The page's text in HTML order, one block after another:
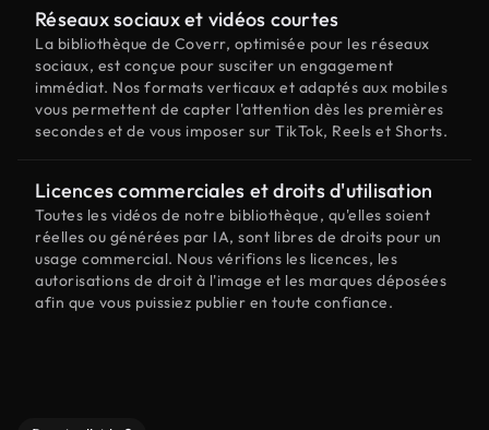
Réseaux sociaux et vidéos courtes
La bibliothèque de Coverr, optimisée pour les réseaux
sociaux, est conçue pour susciter un engagement
immédiat. Nos formats verticaux et adaptés aux mobiles
vous permettent de capter l'attention dès les premières
secondes et de vous imposer sur TikTok, Reels et Shorts.
Licences commerciales et droits d'utilisation
Toutes les vidéos de notre bibliothèque, qu'elles soient
réelles ou générées par IA, sont libres de droits pour un
usage commercial. Nous vérifions les licences, les
autorisations de droit à l'image et les marques déposées
afin que vous puissiez publier en toute confiance.